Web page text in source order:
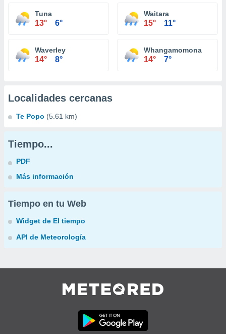
Tuna
13° 6°
Waitara
15° 11°
Waverley
14° 8°
Whangamomona
14° 7°
Localidades cercanas
Te Popo (5.61 km)
Tiempo...
PDF
Más información
Tiempo en tu Web
Widget de El tiempo
API de Meteorología